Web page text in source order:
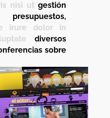
nisi ut gestión
irure dolor in
diversos
sobre